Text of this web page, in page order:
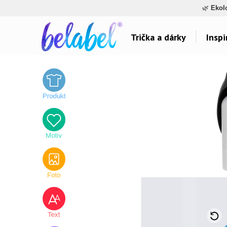
🌿
Trička a dárky
Dárky pro..
Dárky pro maminku
Dárky pro ségru
Dárky pro tátu
Dárky pro bráchu
Dárky pro partnera
Dárky pro partnerku
Inspirace na